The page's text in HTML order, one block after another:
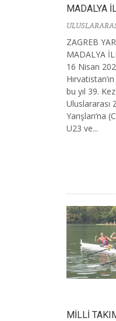
MADALYA
ZAGREB
MADALYA
16 Nisan
bu yıl 39.
Uluslararası
Yarışları’na
U23 ve...
MİLLİ